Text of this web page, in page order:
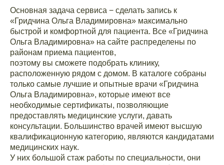
Основная задача сервиса − сделать запись к
«Гридчина Ольга Владимировна» максимально
быстрой и комфортной для пациента. Все «Гридчина
Ольга Владимировна» на сайте распределены по
районам приема пациентов,
поэтому вы сможете подобрать клинику,
расположенную рядом с домом. В каталоге собраны
только самые лучшие и опытные врачи «Гридчина
Ольга Владимировна», которые имеют все
необходимые сертификаты, позволяющие
предоставлять медицинские услуги, давать
консультации. Большинство врачей имеют высшую
квалификационную категорию, являются кандидатами
медицинских наук.
У них большой стаж работы по специальности, они